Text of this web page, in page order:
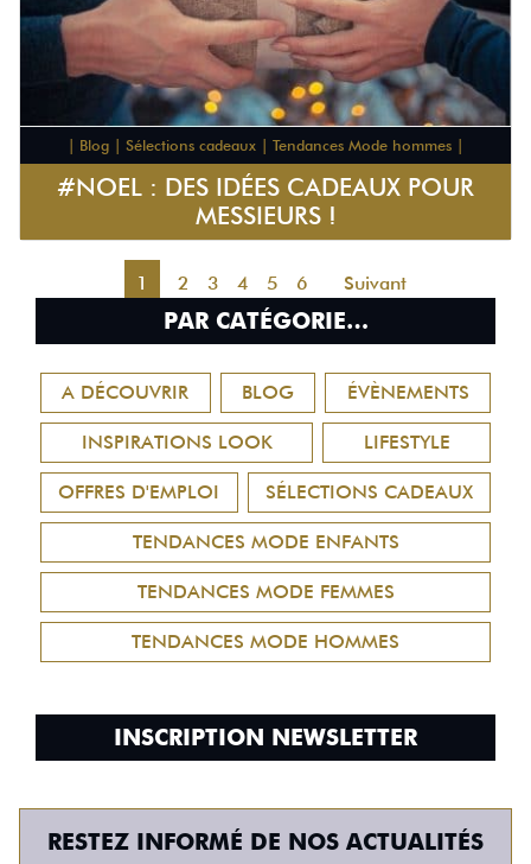
| Blog | Sélections cadeaux | Tendances Mode hommes |
#NOEL : DES IDÉES CADEAUX POUR
MESSIEURS !
1 2 3 4 5 6 Suivant
PAR CATÉGORIE…
A DÉCOUVRIR BLOG ÉVÈNEMENTS
INSPIRATIONS LOOK LIFESTYLE
OFFRES D'EMPLOI SÉLECTIONS CADEAUX
TENDANCES MODE ENFANTS
TENDANCES MODE FEMMES
TENDANCES MODE HOMMES
INSCRIPTION NEWSLETTER
RESTEZ INFORMÉ DE NOS ACTUALITÉS